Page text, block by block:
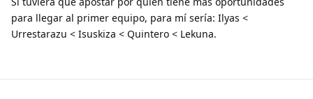
para llegar al primer equipo, para mí sería: Ilyas <
Urrestarazu < Isuskiza < Quintero < Lekuna.